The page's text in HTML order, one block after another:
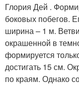
Глория Дей .
боковых побегов.
ширина – 1 м.
окрашенной в
формируется
достигать 15 см.
по краям. Однако